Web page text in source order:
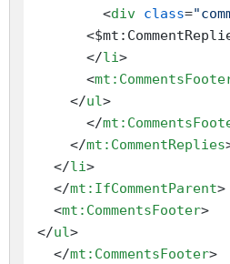
<div class=
</li>
<
</ul>
</
</mt:CommentReplies
</li>
</mt:IfCommentParent>
<mt:CommentsFooter>
</ul>
</mt:CommentsFooter>